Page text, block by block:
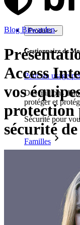
Produits
Gestionnaire de
Pour un usage
Des millions
protéger et
Sécurité pour
Familles
D'innombrables
sécuriser leurs
Blog Bitwarden
Access
vos
protection
sécurité